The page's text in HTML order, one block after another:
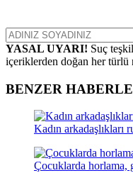
YASAL UYARI! Suç
içeriklerden doğan her
BENZER
Kadın arkadaşlıkları
Çocuklarda horlama,